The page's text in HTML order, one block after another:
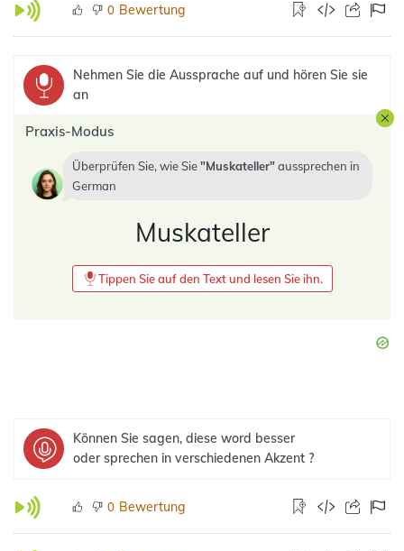
0 Bewertung
Nehmen Sie die Aussprache auf und hören Sie sie
an
Praxis-Modus
Überprüfen Sie, wie Sie Muskateller aussprechen in
German
Muskateller
Tippen Sie auf den Text und lesen Sie ihn.
Können Sie sagen, diese word besser
oder sprechen in verschiedenen Akzent ?
0 Bewertung